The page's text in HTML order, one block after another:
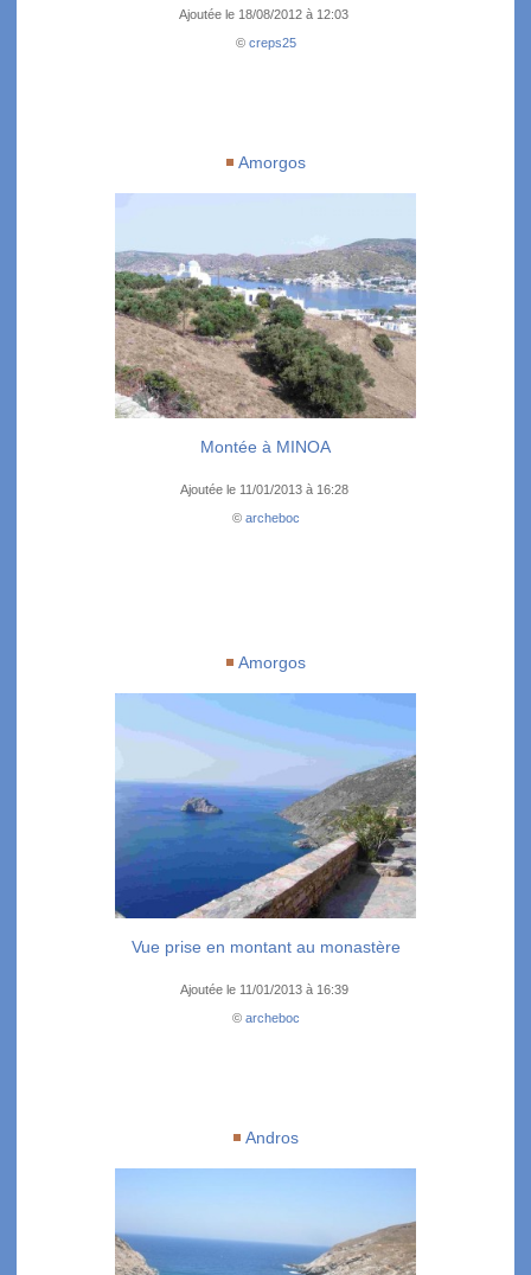
Ajoutée le 18/08/2012 à 12:03
© creps25
Amorgos
Montée à MINOA
Ajoutée le 11/01/2013 à 16:28
© archeboc
Amorgos
Vue prise en montant au monastère
Ajoutée le 11/01/2013 à 16:39
© archeboc
Andros